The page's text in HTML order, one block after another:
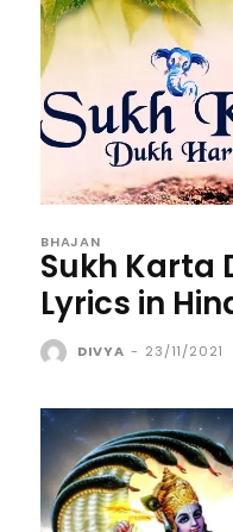
BHAJAN
Sukh Karta
Lyrics in
DIVYA - 23/11/2021